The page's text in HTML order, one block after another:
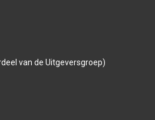
van de Uitgeversgroep)